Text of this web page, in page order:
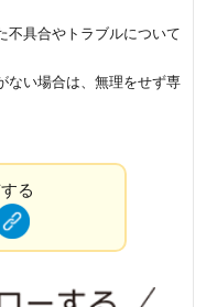
不具合やトラブルについて
ない場合は、無理をせず専
る